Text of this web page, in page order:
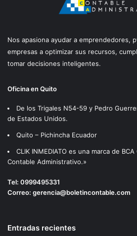
Nos apasiona ayudar a emprendedores,
empresas a optimizar sus recursos,
tomar decisiones inteligentes.
Oficina en Quito
De los Trigales N54-59 y Pedro
de Estados Unidos.
Quito – Pichincha Ecuador
CLIK INMEDIATO es una marca de
Contable Administrativo.»
Tel: 0999495331
Correo: gerencia@boletincontable.com
Entradas recientes